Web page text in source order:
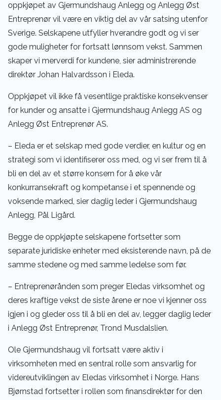
oppkjøpet av Gjermundshaug Anlegg og Anlegg Øst
Entreprenør vil være en viktig del av vår satsing utenfor
Sverige. Selskapene utfyller hverandre godt og vi ser
gode muligheter for fortsatt lønnsom vekst. Sammen
skaper vi merverdi for kundene, sier administrerende
direktør Johan Halvardsson i Eleda.
Oppkjøpet vil ikke få vesentlige praktiske konsekvenser
for kunder og ansatte i Gjermundshaug Anlegg AS og
Anlegg Øst Entreprenør AS.
– Eleda er et selskap med gode verdier, en kultur og en
strategi som vi identifiserer oss med, og vi ser frem til å
bli en del av et større konsern for å øke vår
konkurransekraft og kompetanse i et spennende og
voksende marked, sier daglig leder i Gjermundshaug
Anlegg, Pål Ligård.
Begge de oppkjøpte selskapene fortsetter som
separate juridiske enheter med eksisterende navn, på de
samme stedene og med samme ledelse som før.
– Entreprenørånden som preger Eledas virksomhet og
deres kraftige vekst de siste årene er noe vi kjenner oss
igjen i og gleder oss til å bli en del av, legger daglig leder
i Anlegg Øst Entreprenør, Trond Musdalslien.
Ole Gjermundshaug vil fortsatt være aktiv i
virksomheten med en sentral rolle som ansvarlig for
videreutviklingen av Eledas virksomhet i Norge. Hans
Bjørnstad fortsetter i rollen som finansdirektør for den